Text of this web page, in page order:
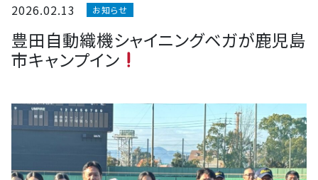
2026.02.13 お知らせ
豊田自動織機シャイニングベガが鹿児島
市キャンプイン